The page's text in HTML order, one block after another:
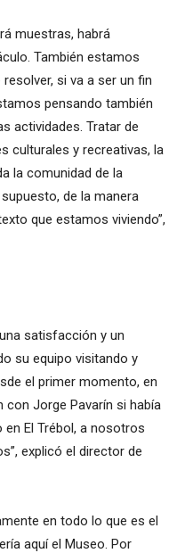
muestras, habrá
También estamos
si va a ser un fin
pensando también
actividades. Tratar de
culturales y recreativas, la
la comunidad de la
de la manera
que estamos viviendo”,
satisfacción y un
su equipo visitando y
el primer momento, en
con Jorge Pavarín si había
El Trébol, a nosotros
explicó el director de
en todo lo que es el
aquí el Museo. Por